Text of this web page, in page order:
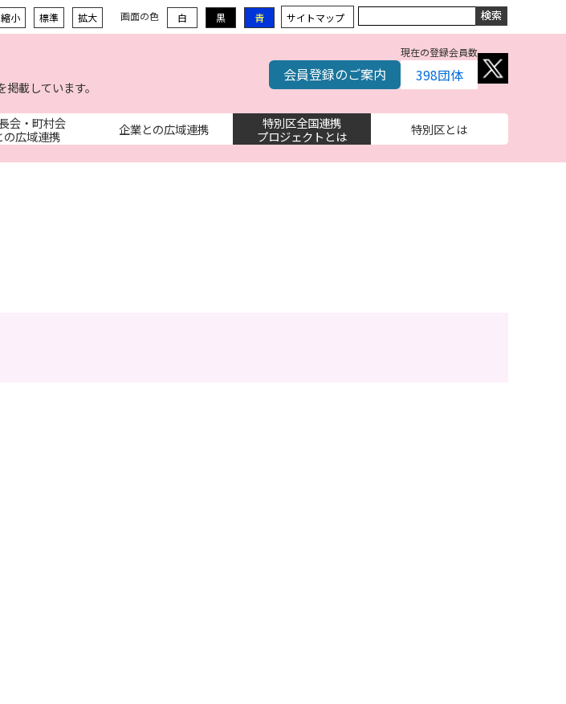
縮小 標準 拡大 画面の色 白 黒 青 サイトマップ
載しています。
会員登録のご案内
現在の登録会員数
398団体
会・町村会
の広域連携
企業との広域連携
特別区全国連携
プロジェクトとは
特別区とは